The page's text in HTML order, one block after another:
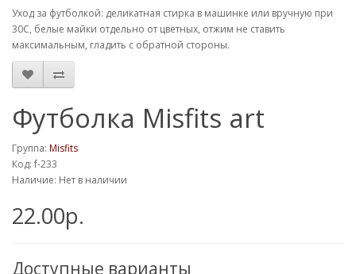
Уход за футболкой: деликатная стирка в машинке или вручную при
30С, белые майки отдельно от цветных, отжим не ставить
максимальным, гладить с обратной стороны.
Футболка Misfits art
Группа: Misfits
Код: f-233
Наличие: Нет в наличии
22.00р.
Доступные варианты